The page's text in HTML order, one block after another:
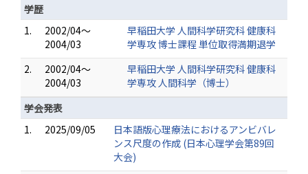
学歴
1.
2002/04～
2004/03
早稲田大学 人間科学研究科 健康科
学専攻 博士課程 単位取得満期退学
2.
2002/04～
2004/03
早稲田大学 人間科学研究科 健康科
学専攻 人間科学（博士）
学会発表
1.
2025/09/05
日本語版心理療法におけるアンビバレ
ンス尺度の作成 (日本心理学会第89回
大会)